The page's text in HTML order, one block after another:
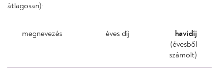
átlagosan):
megnevezés éves díj
havidíj
(évesből
számolt)